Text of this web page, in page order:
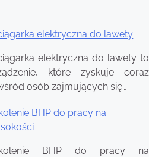
elektryczna do lawety
elektryczna do lawety to
które zyskuje coraz
osób zajmujących się…
BHP do pracy na
BHP do pracy na